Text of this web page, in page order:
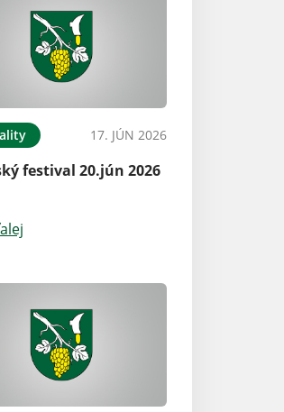
17. JÚN 2026
festival 20.jún 2026